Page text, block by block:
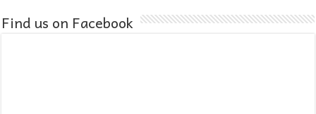
Find us on Facebook